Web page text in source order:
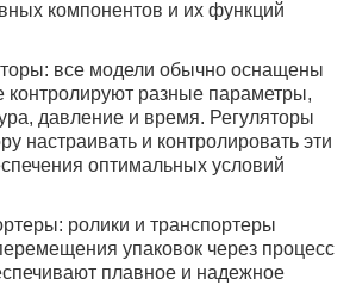
компонентов и их функций
все модели обычно оснащены
контролируют разные параметры,
давление и время. Регуляторы
настраивать и контролировать эти
оптимальных условий
ролики и транспортеры
упаковок через процесс
плавное и надежное